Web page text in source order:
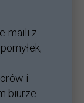
maili z
i
biurze